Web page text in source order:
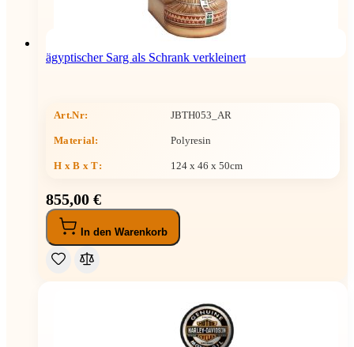
ägyptischer Sarg als Schrank verkleinert
Art.Nr: JBTH053_AR
Material: Polyresin
H x B x T: 124 x 46 x 50cm
855,00 €
In den Warenkorb